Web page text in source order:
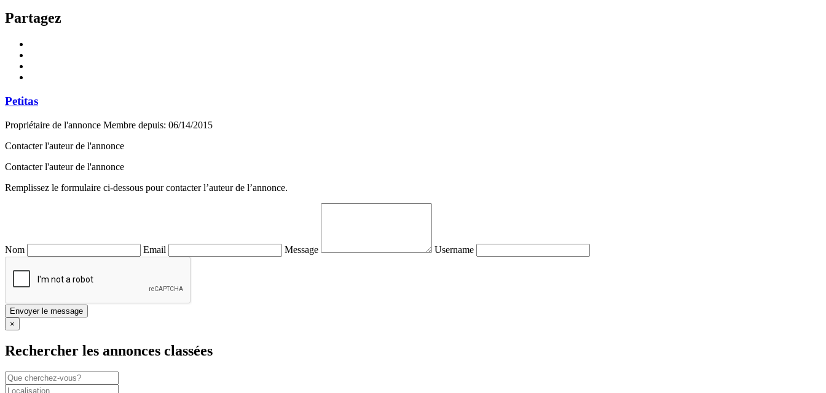
Partagez
Petitas
Propriétaire de l'annonce Membre depuis: 06/14/2015
Contacter l'auteur de l'annonce
Contacter l'auteur de l'annonce
Remplissez le formulaire ci-dessous pour contacter l’auteur de l’annonce.
Nom Email Message Username
×
Rechercher les annonces classées